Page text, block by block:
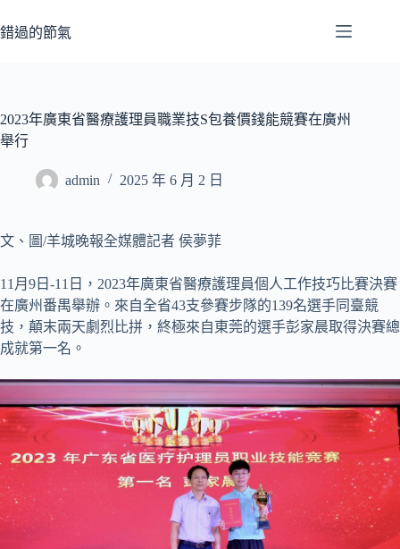
至
容
錯過的節氣
2023年廣東省醫療護理員職業技S包養價錢能競賽在廣州
舉行
admin 2025 年 6 月 2 日
文、圖/羊城晚報全媒體記者 侯夢菲
11月9日-11日，2023年廣東省醫療護理員個人工作技巧比賽決賽
在廣州番禺舉辦。來自全省43支參賽步隊的139名選手同臺競
技，顛末兩天劇烈比拼，終極來自東莞的選手彭家晨取得決賽總
成就第一名。